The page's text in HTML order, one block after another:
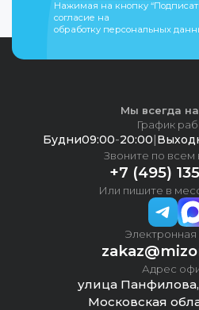
Нажимая на кнопку
согласие на
обработку персональных
Мы всегда
График
Будни09:00-20:00|
Звоните по всем
+7 (495)
Или пишите в
Электронная
Адрес
улица Панфилова,
Московская